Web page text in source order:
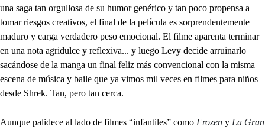
una saga tan orgullosa de su humor genérico y tan poco propensa a
tomar riesgos creativos, el final de la película es sorprendentemente
maduro y carga verdadero peso emocional. El filme aparenta terminar
en una nota agridulce y reflexiva... y luego Levy decide arruinarlo
sacándose de la manga un final feliz más convencional con la misma
escena de música y baile que ya vimos mil veces en filmes para niños
desde Shrek. Tan, pero tan cerca.
Aunque palidece al lado de filmes “infantiles” como Frozen y La Gran